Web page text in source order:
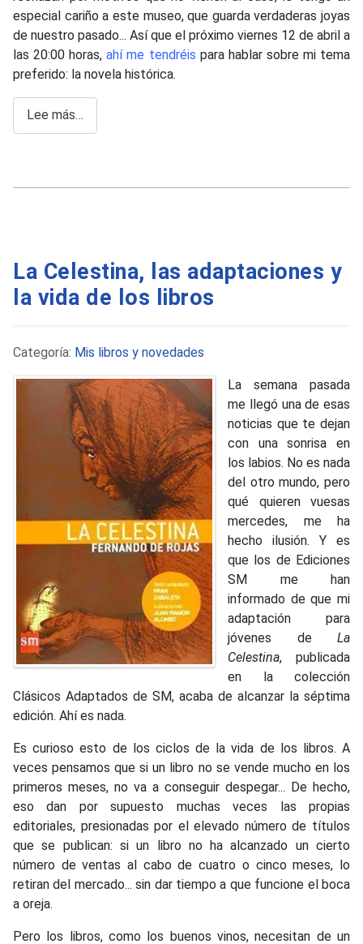
especial cariño a este museo, que guarda verdaderas joyas
de nuestro pasado... Así que el próximo viernes 12 de abril a
las 20:00 horas,ahí me tendréis para hablar sobre mi tema
preferido: la novela histórica.
Lee más…
La Celestina, las adaptaciones y
la vida de los libros
Detalles
Categoría: Mis libros y novedades
La semana pasada
me llegó una de esas
noticias que te dejan
con una sonrisa en
los labios. No es nada
del otro mundo, pero
qué quieren vuesas
mercedes, me ha
hecho ilusión. Y es
que los de Ediciones
SM me han
informado de que mi
adaptación para
jóvenes de La
Celestina, publicada
en la colección
Clásicos Adaptados de SM, acaba de alcanzar la séptima
edición. Ahí es nada.
Es curioso esto de los ciclos de la vida de los libros. A
veces pensamos que si un libro no se vende mucho en los
primeros meses, no va a conseguir despegar... De hecho,
eso dan por supuesto muchas veces las propias
editoriales, presionadas por el elevado número de títulos
que se publican: si un libro no ha alcanzado un cierto
número de ventas al cabo de cuatro o cinco meses, lo
retiran del mercado... sin dar tiempo a que funcione el boca
a oreja.
Pero los libros, como los buenos vinos, necesitan de un